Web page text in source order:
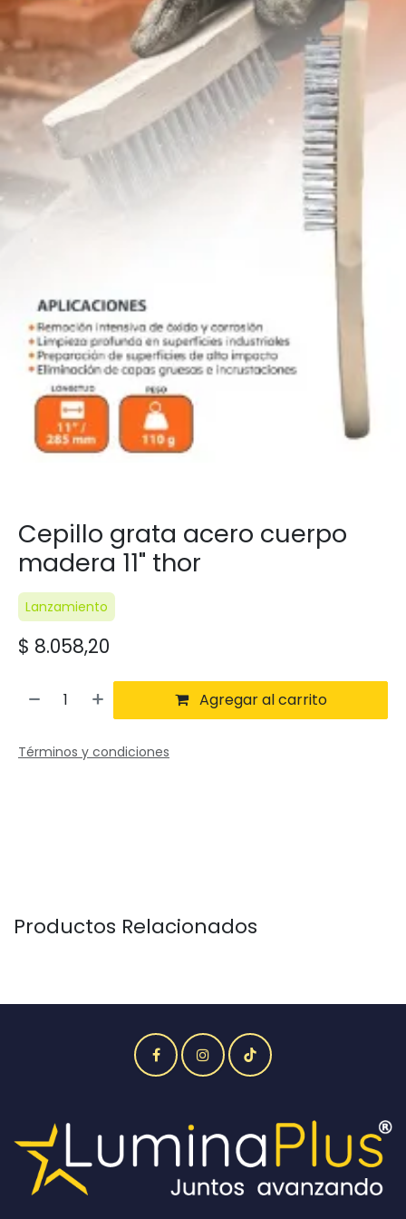
Cepillo grata acero cuerpo
madera 11" thor
Lanzamiento
$ 8.058,20
Agregar al carrito
Términos y condiciones
Productos Relacionados